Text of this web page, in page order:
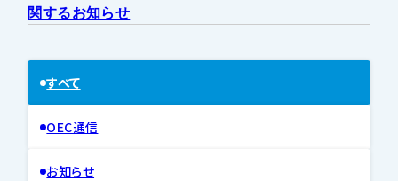
関するお知らせ
すべて
OEC通信
お知らせ